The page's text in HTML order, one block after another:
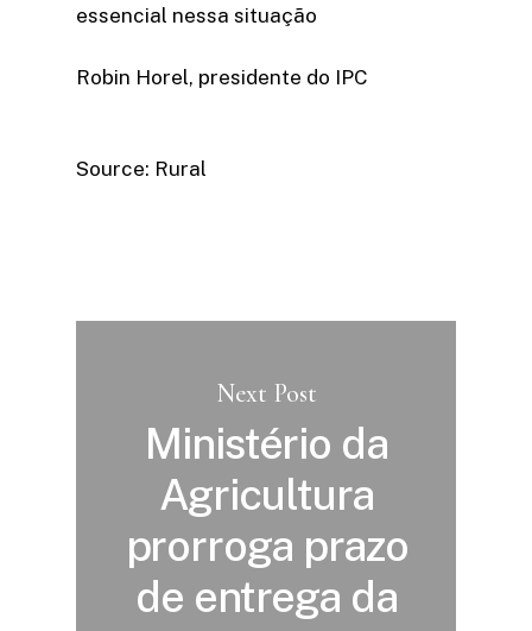
essencial nessa situação
Robin Horel, presidente do IPC
Source: Rural
Next Post
Ministério da
Agricultura
prorroga prazo
de entrega da